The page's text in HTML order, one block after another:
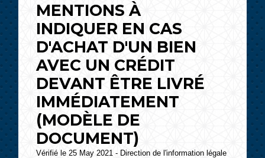
MENTIONS À
INDIQUER EN CAS
D'ACHAT D'UN BIEN
AVEC UN CRÉDIT
DEVANT ÊTRE LIVRÉ
IMMÉDIATEMENT
(MODÈLE DE
DOCUMENT)
Vérifié le 25 May 2021 - Direction de l'information légale